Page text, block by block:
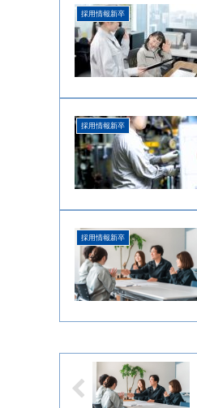
採用情報新卒
採用情報新卒
採用情報新卒